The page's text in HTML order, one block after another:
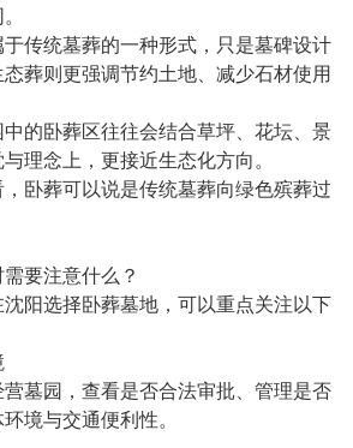
传统墓葬的一种形式，只是墓碑设计
葬则更强调节约土地、减少石材使用
的卧葬区往往会结合草坪、花坛、景
理念上，更接近生态化方向。
卧葬可以说是传统墓葬向绿色殡葬过
要注意什么？
阳选择卧葬墓地，可以重点关注以下
墓园，查看是否合法审批、管理是否
境与交通便利性。